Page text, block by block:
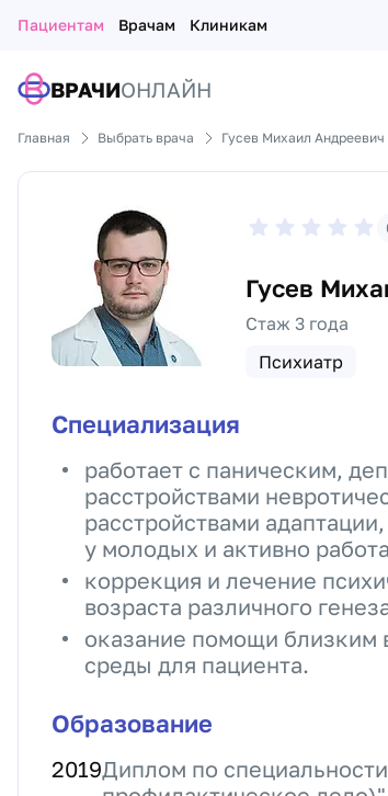
Пациентам Врачам Клиникам
ВРАЧИОНЛАЙН
Главная Выбрать врача Гусев Михаил Андреевич
Гусев
Стаж 3 года
Психиатр
Специализация
работает с паническим,
расстройствами
расстройствами
у молодых и активно
коррекция и лечение
возраста различного
оказание помощи близким
среды для пациента.
Образование
2019Диплом по